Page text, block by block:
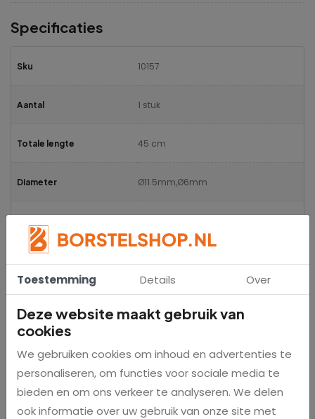
Specificaties
Sku 10157
Aantal 1 stuk
Totale lengte 45 cm
Diameter Ø11.5mm,Ø6mm
Reviews
Er zijn nog geen reviews voor dit product
Toestemming Details Over
Deze website maakt gebruik van
cookies
We gebruiken cookies om inhoud en advertenties te
personaliseren, om functies voor sociale media te
bieden en om ons verkeer te analyseren. We delen
ook informatie over uw gebruik van onze site met